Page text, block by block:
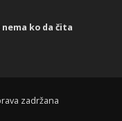
ko da čita
zadržana